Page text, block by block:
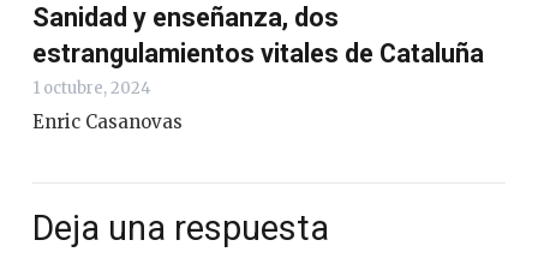
Sanidad y enseñanza, dos
estrangulamientos vitales de Cataluña
1 octubre, 2024
Enric Casanovas
Deja una respuesta